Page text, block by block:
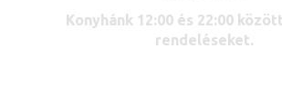
Konyhánk 12:00 és 22:00
rendeléseket.